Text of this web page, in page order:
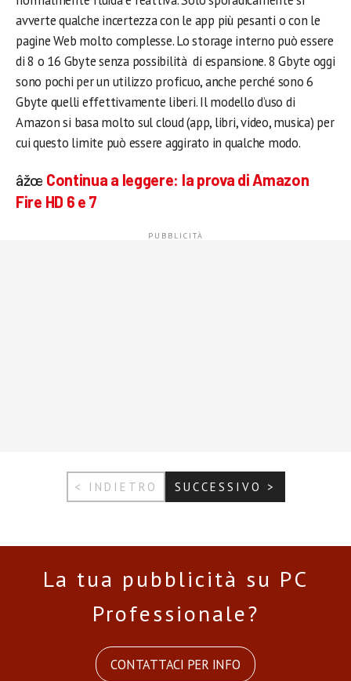
avverte qualche incertezza con le app più pesanti o con le
pagine Web molto complesse. Lo storage interno può essere
di 8 o 16 Gbyte senza possibilità di espansione. 8 Gbyte oggi
sono pochi per un utilizzo proficuo, anche perché sono 6
Gbyte quelli effettivamente liberi. Il modello d’uso di
Amazon si basa molto sul cloud (app, libri, video, musica) per
cui questo limite può essere aggirato in qualche modo.
âžœ Continua a leggere: la prova di Amazon
Fire HD 6 e 7
< INDIETRO SUCCESSIVO >
La tua pubblicità su PC
Professionale?
CONTATTACI PER INFO